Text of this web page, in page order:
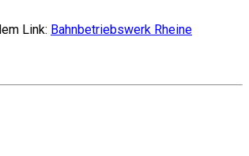
Link: Bahnbetriebswerk Rheine